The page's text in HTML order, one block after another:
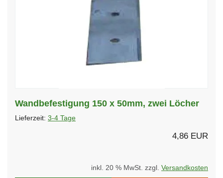
Wandbefestigung 150 x 50mm, zwei Löcher
Lieferzeit: 3-4 Tage
4,86 EUR
inkl. 20 % MwSt. zzgl. Versandkosten